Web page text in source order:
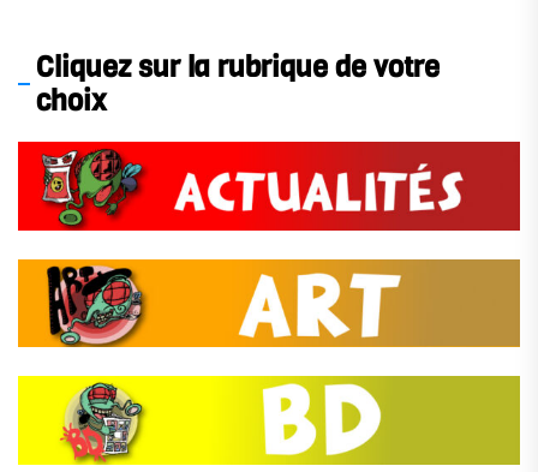
Cliquez sur la rubrique de votre
choix